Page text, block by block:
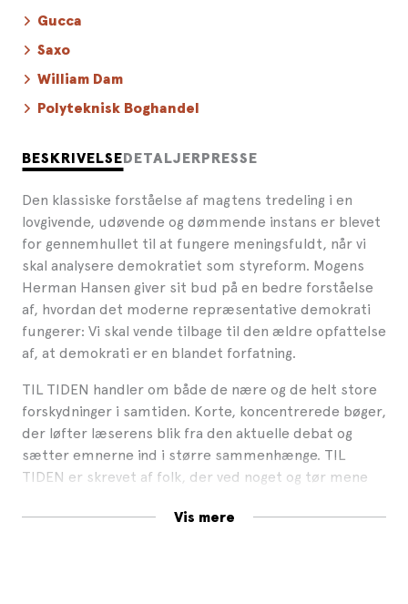
BESKRIVELSE DETALJER PRESSE
Den klassiske forståelse af magtens tredeling i en
lovgivende, udøvende og dømmende instans er blevet
for gennemhullet til at fungere meningsfuldt, når vi
skal analysere demokratiet som styreform. Mogens
Herman Hansen giver sit bud på en bedre forståelse
af, hvordan det moderne repræsentative demokrati
fungerer: Vi skal vende tilbage til den ældre opfattelse
af, at demokrati er en blandet forfatning.
TIL TIDEN handler om både de nære og de helt store
forskydninger i samtiden. Korte, koncentrerede bøger,
der løfter læserens blik fra den aktuelle debat og
sætter emnerne ind i større sammenhænge. TIL
TIDEN er skrevet af folk, der ved noget og tør mene
Vis mere
Gucca
Saxo
William Dam
Polyteknisk Boghandel